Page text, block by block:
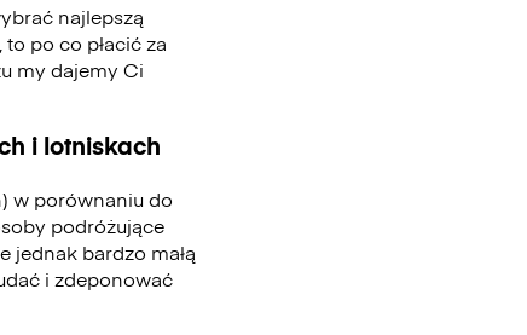
najlepszą
po co płacić za
my dajemy Ci
i lotniskach
w porównaniu do
podróżujące
jednak bardzo małą
i zdeponować